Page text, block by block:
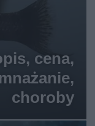
cena,
choroby